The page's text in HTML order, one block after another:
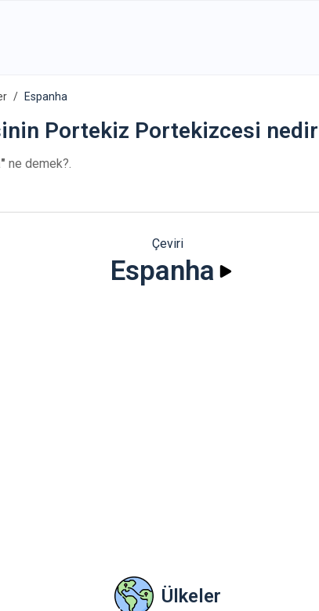
Espanha
Portekiz Portekizcesi
ne demek?.
Çeviri
Espanha
Ülkeler